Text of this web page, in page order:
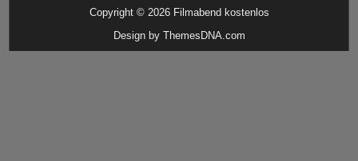
Copyright © 2026 Filmabend kostenlos
Design by ThemesDNA.com